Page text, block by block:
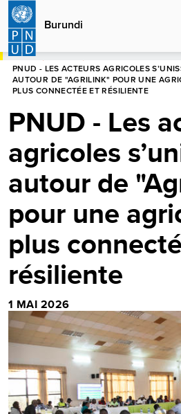
Aller
contenu
principal
Burundi
HOME
PNUD - LES ACTEURS AGRICOLES
AUTOUR DE "AGRILINK" POUR UNE
PLUS CONNECTÉE ET RÉSILIENTE
PNUD - Les
agricoles
autour de
pour une
plus
résiliente
1 MAI 2026